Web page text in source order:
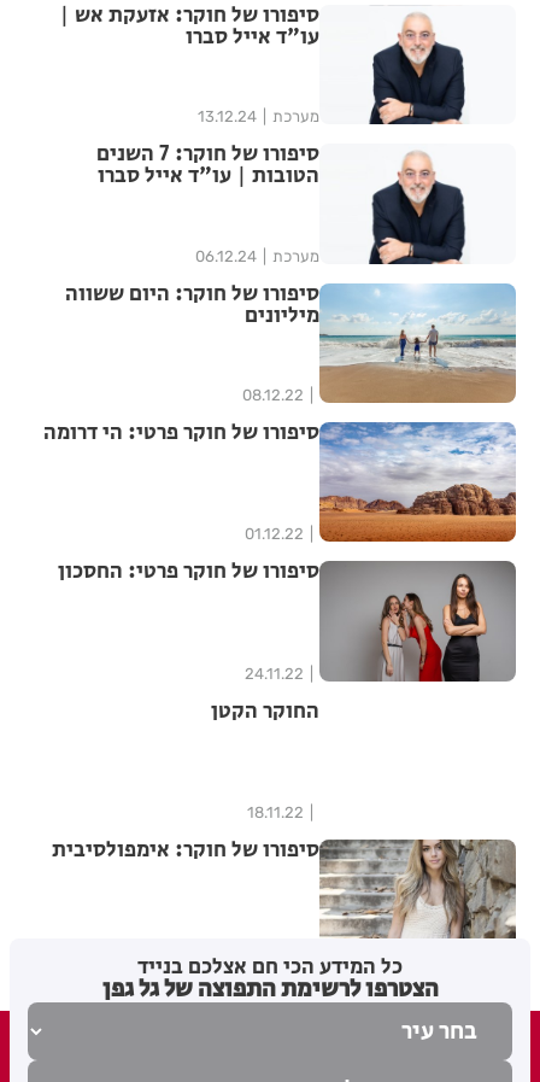
סיפורו של חוקר: אזעקת אש |
עו"ד אייל סברו
מערכת 13.12.24
סיפורו של חוקר: 7 השנים
הטובות | עו"ד אייל סברו
מערכת 06.12.24
סיפורו של חוקר: היום ששווה
מיליונים
08.12.22
סיפורו של חוקר פרטי: הי דרומה
01.12.22
סיפורו של חוקר פרטי: החסכון
24.11.22
החוקר הקטן
18.11.22
סיפורו של חוקר: אימפולסיבית
כל המידע הכי חם אצלכם בנייד
הצטרפו לרשימת התפוצה של גל גפן